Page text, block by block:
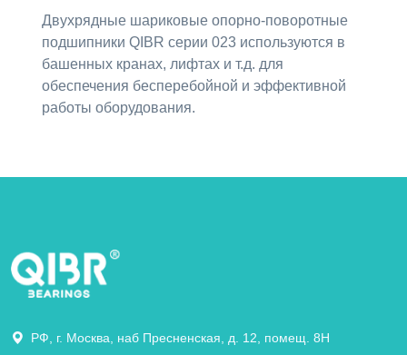
Двухрядные шариковые опорно-поворотные
подшипники QIBR серии 023 используются в
башенных кранах, лифтах и т.д. для
обеспечения бесперебойной и эффективной
работы оборудования.
РФ, г. Москва, наб Пресненская, д. 12, помещ. 8Н